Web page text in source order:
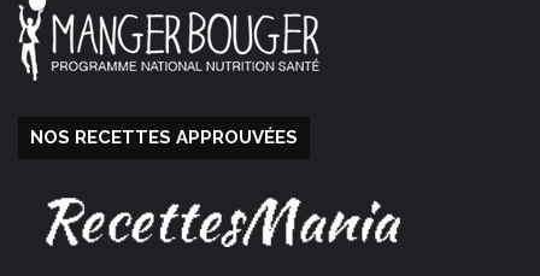
NOS RECETTES APPROUVÉES